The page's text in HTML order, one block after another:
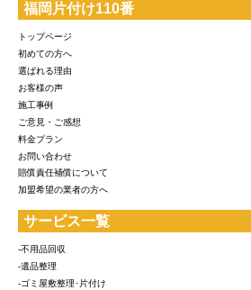
福岡片付け110番
トップページ
初めての方へ
選ばれる理由
お客様の声
施工事例
ご意見・ご感想
料金プラン
お問い合わせ
賠償責任補償について
加盟希望の業者の方へ
サービス一覧
-不用品回収
-遺品整理
-ゴミ屋敷整理･片付け